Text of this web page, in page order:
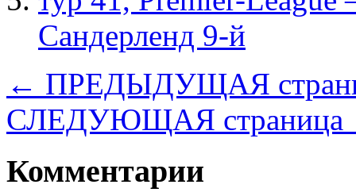
Сандерленд 9-й
← ПРЕДЫДУЩАЯ
СЛЕДУЮЩАЯ
Комментарии